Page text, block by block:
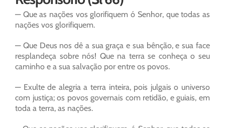
— Que as nações vos glorifiquem ó Senhor, que todas as
nações vos glorifiquem.
— Que Deus nos dê a sua graça e sua bênção, e sua face
resplandeça sobre nós! Que na terra se conheça o seu
caminho e a sua salvação por entre os povos.
— Exulte de alegria a terra inteira, pois julgais o universo
com justiça; os povos governais com retidão, e guiais, em
toda a terra, as nações.